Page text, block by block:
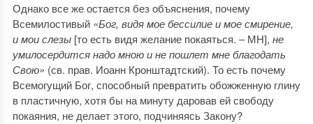
Однако все же остается без объяснения, почему
Всемилостивый «Бог, видя мое бессилие и мое смирение,
и мои слезы[то есть видя желание покаяться. ‒ МН], не
умилосердится надо мною и не пошлет мне благодать
Свою» (св. прав. Иоанн Кронштадтский). То есть почему
Всемогущий Бог, способный превратить обожженную глину
в пластичную, хотя бы на минуту даровав ей свободу
покаяния, не делает этого, подчиняясь Закону?